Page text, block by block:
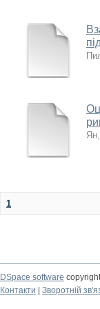
1
DSpace software
Контакти
Зворотній